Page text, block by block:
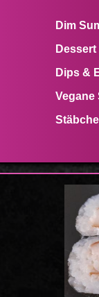
Dim
Dessert
Dips &
Vegane